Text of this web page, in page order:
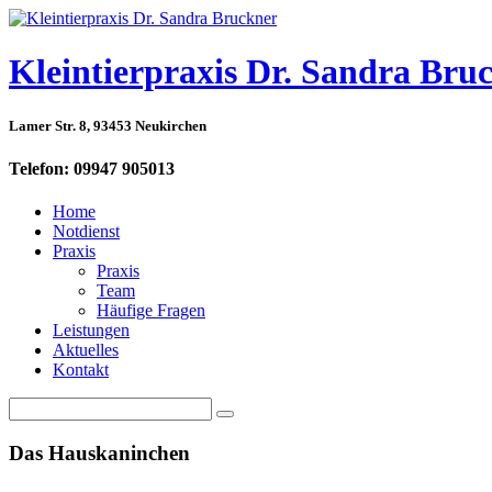
Kleintierpraxis Dr. Sandra
Lamer Str. 8, 93453 Neukirchen
Telefon: 09947 905013
Home
Notdienst
Praxis
Praxis
Team
Häufige Fragen
Leistungen
Aktuelles
Kontakt
Das Hauskaninchen